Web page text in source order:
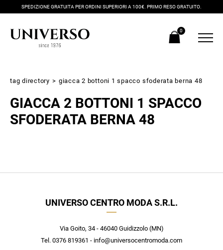
SPEDIZIONE GRATUITA PER ORDINI SUPERIORI A 100€. PRIMO RESO GRATUITO.
0
tag directory > giacca 2 bottoni 1 spacco sfoderata berna 48
GIACCA 2 BOTTONI 1 SPACCO
SFODERATA BERNA 48
UNIVERSO CENTRO MODA S.R.L.
Via Goito, 34 - 46040 Guidizzolo (MN)
Tel. 0376 819361 - info@universocentromoda.com
Iscriviti alla newsletter
nuovi arrivi utilizzabile anche in negozio!
Crea il tuo stile grazie ai consigli dei nostri personal shopper e
scopri in anteprima le offerte in esclusiva a te riservate.
ISCRIVITI